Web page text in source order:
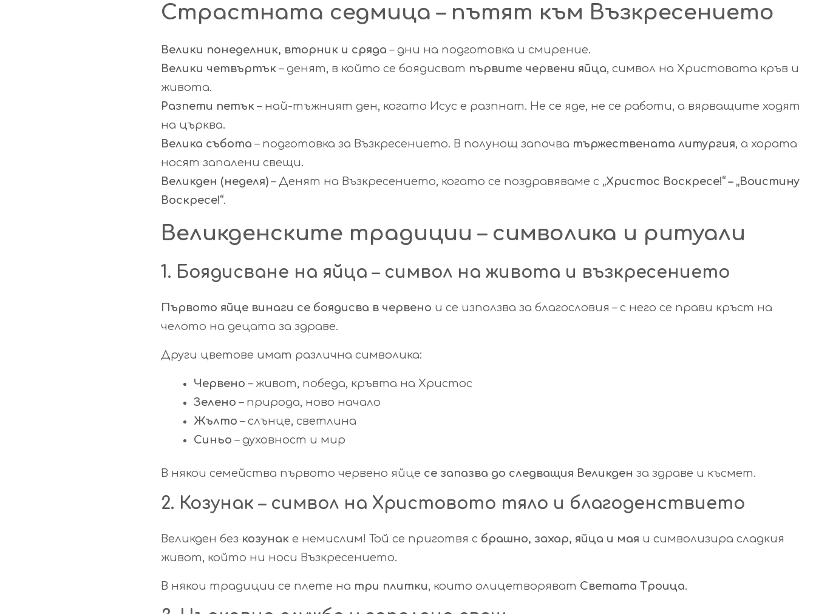
Страстната седмица – пътят към Възкресението
Велики понеделник, вторник и сряда – дни на подготовка и смирение.
Велики четвъртък – денят, в който се боядисват първите червени яйца, символ на Христовата кръв и
живота.
Разпети петък – най-тъжният ден, когато Исус е разпнат. Не се яде, не се работи, а вярващите ходят
на църква.
Велика събота – подготовка за Възкресението. В полунощ започва тържествената литургия, а хората
носят запалени свещи.
Великден (неделя) – Денят на Възкресението, когато се поздравяваме с „Христос Воскресе!“ – „Воистину
Воскресе!“.
Великденските традиции – символика и ритуали
1. Боядисване на яйца – символ на живота и възкресението
Първото яйце винаги се боядисва в червено и се използва за благословия – с него се прави кръст на
челото на децата за здраве.
Други цветове имат различна символика:
Червено – живот, победа, кръвта на Христос
Зелено – природа, ново начало
Жълто – слънце, светлина
Синьо – духовност и мир
В някои семейства първото червено яйце се запазва до следващия Великден за здраве и късмет.
2. Козунак – символ на Христовото тяло и благоденствието
Великден без козунак е немислим! Той се приготвя с брашно, захар, яйца и мая и символизира сладкия
живот, който ни носи Възкресението.
В някои традиции се плете на три плитки, които олицетворяват Светата Троица.